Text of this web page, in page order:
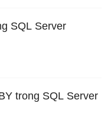
SQL Server
trong SQL Server